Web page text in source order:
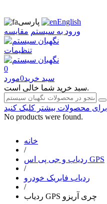
پارسی
English
ورود به سیستم مقایسه
تنظیمات
0
سبد خرید0مورد
سبد خرید شما خالی است.
No products were found.
خانه
/
ردیاب و جی پی اس GPS
/
ردیاب فابریک خودرو
/
ردیاب GPS چری آریزو